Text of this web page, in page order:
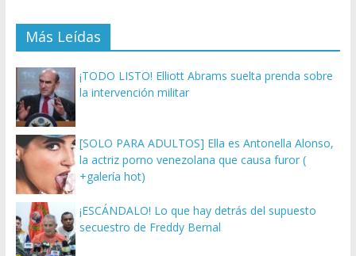
Más Leídas
¡TODO LISTO! Elliott Abrams suelta prenda sobre
la intervención militar
[SOLO PARA ADULTOS] Ella es Antonella Alonso,
la actriz porno venezolana que causa furor (
+galería hot)
¡ESCÁNDALO! Lo que hay detrás del supuesto
secuestro de Freddy Bernal